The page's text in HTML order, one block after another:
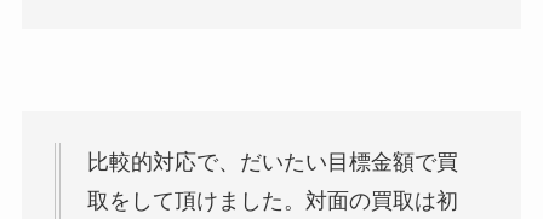
比較的対応で、だいたい目標金額で買
取をして頂けました。対面の買取は初